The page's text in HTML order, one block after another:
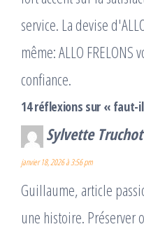
service. La devise
même: ALLO
confiance.
14 réflexions sur « faut-
Sylvette Truchot
janvier 18, 2026 à 3:56 pm
Guillaume, article
une histoire. Préserver